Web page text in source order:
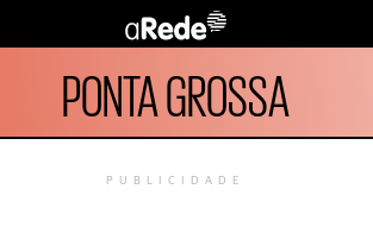
PONTA GROSSA
PUBLICIDADE